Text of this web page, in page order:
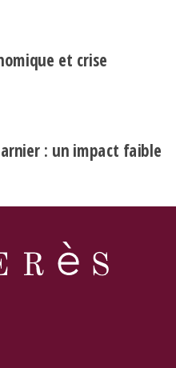
et crise
: un impact faible